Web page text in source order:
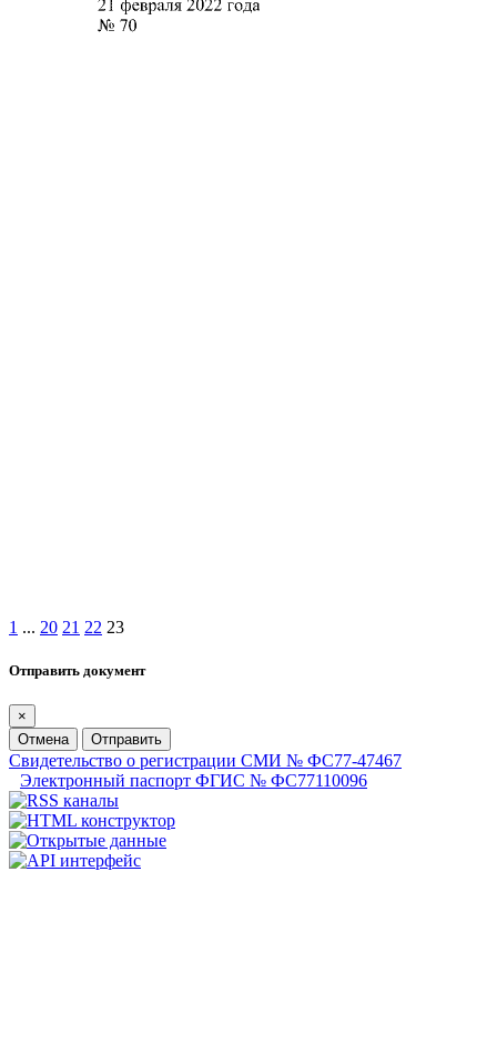
1 ... 20 21 22 23
Отправить документ
×
Отмена
Отправить
Свидетельство о регистрации СМИ № ФС77-47467
Электронный паспорт ФГИС № ФС77110096